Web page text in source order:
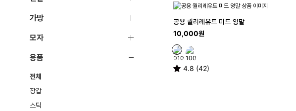
가방
모자
용품
전체
장갑
스틱
공용 퀄리레유트 미드 양말
10,000원
4.8 (42)